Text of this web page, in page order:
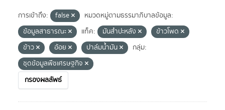
การเข้าถึง: false
หมวดหมู่ตามธรรมาภิบาลข้อมูล:
ข้อมูลสาธารณะ
แท็ค: มันสำปะหลัง
ข้าวโพด
ข้าว
อ้อย ปาล์มน้ำมัน
กลุ่ม:
ชุดข้อมูลพืชเศรษฐกิจ
กรองผลลัพธ์